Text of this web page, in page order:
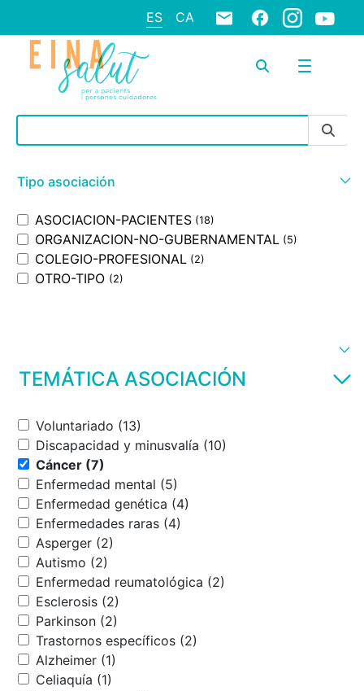
ES CA
Barra de búsqueda
Tipo asociación
ASOCIACION-PACIENTES (18)
ORGANIZACION-NO-GUBERNAMENTAL (5)
COLEGIO-PROFESIONAL (2)
OTRO-TIPO (2)
TEMÁTICA ASOCIACIÓN
Voluntariado (13)
Discapacidad y minusvalía (10)
Cáncer (7)
Enfermedad mental (5)
Enfermedad genética (4)
Enfermedades raras (4)
Asperger (2)
Autismo (2)
Enfermedad reumatológica (2)
Esclerosis (2)
Parkinson (2)
Trastornos específicos (2)
Alzheimer (1)
Celiaquía (1)